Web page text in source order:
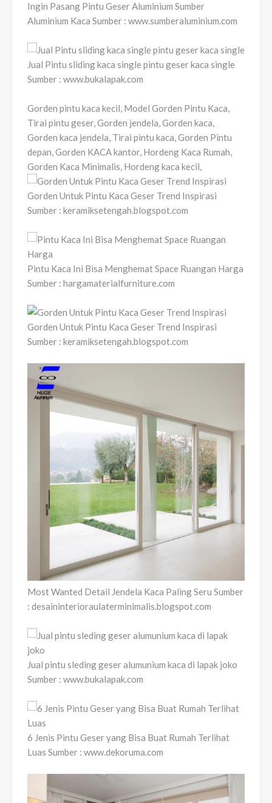
Ingin Pasang Pintu Geser Aluminium Sumber
Aluminium Kaca Sumber : www.sumberaluminium.com
Jual Pintu sliding kaca single pintu geser kaca single
Sumber : www.bukalapak.com
Gorden pintu kaca kecil, Model Gorden Pintu Kaca,
Tirai pintu geser, Gorden jendela, Gorden kaca,
Gorden kaca jendela, Tirai pintu kaca, Gorden Pintu
depan, Gorden KACA kantor, Hordeng Kaca Rumah,
Gorden Kaca Minimalis, Hordeng kaca kecil,
Gorden Untuk Pintu Kaca Geser Trend Inspirasi
Sumber : keramiksetengah.blogspot.com
Pintu Kaca Ini Bisa Menghemat Space Ruangan Harga
Sumber : hargamaterialfurniture.com
Gorden Untuk Pintu Kaca Geser Trend Inspirasi
Sumber : keramiksetengah.blogspot.com
Most Wanted Detail Jendela Kaca Paling Seru Sumber
: desaininterioraulaterminimalis.blogspot.com
Jual pintu sleding geser alumunium kaca di lapak joko
Sumber : www.bukalapak.com
6 Jenis Pintu Geser yang Bisa Buat Rumah Terlihat
Luas Sumber : www.dekoruma.com